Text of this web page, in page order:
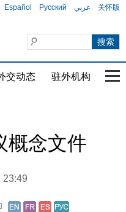
Español Русский عربي 关怀版
交动态 驻外机构 国
概念文件
23:49